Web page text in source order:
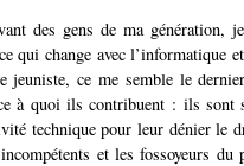
des gens de ma génération,
qui change avec l’informatique
jeuniste, ce me semble le
à quoi ils contribuent : ils
technique pour leur dénier
et les fossoyeurs